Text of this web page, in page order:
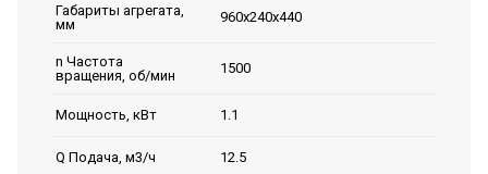
Габариты агрегата,
мм
960х240х440
n Частота
вращения, об/мин
1500
Мощность, кВт 1.1
Q Подача, м3/ч 12.5